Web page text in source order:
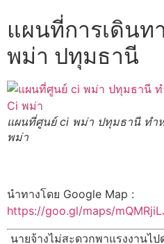
แผนที่การเดินท
พม่า ปทุมธานี
แผนที่ศูนย์ ci พม่า ปทุมธานี ทำ
พม่า
นำทางโดย Google Map :
https://goo.gl/maps/
นายจ้างไม่สะดวกพาแรงงานไ